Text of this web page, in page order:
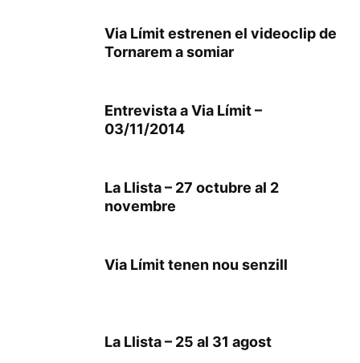
Via Límit estrenen el videoclip de
Tornarem a somiar
Entrevista a Via Límit –
03/11/2014
La Llista – 27 octubre al 2
novembre
Via Límit tenen nou senzill
La Llista – 25 al 31 agost